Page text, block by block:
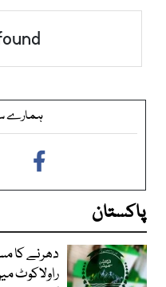
ہمارے
پاکستان
راولاکوٹ